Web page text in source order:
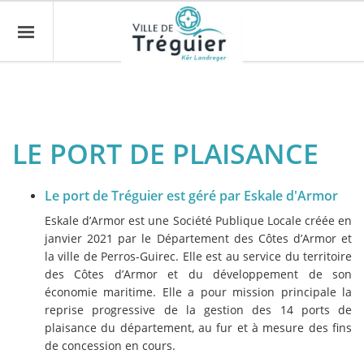
LE PORT DE PLAISANCE
Le port de Tréguier est géré par Eskale d'Armor
Eskale d’Armor est une Société Publique Locale créée en
janvier 2021 par le Département des Côtes d’Armor et
la ville de Perros-Guirec. Elle est au service du territoire
des Côtes d’Armor et du développement de son
économie maritime. Elle a pour mission principale la
reprise progressive de la gestion des 14 ports de
plaisance du département, au fur et à mesure des fins
de concession en cours.